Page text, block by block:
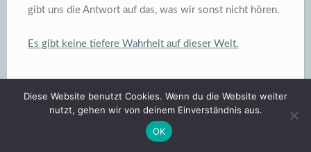
gibt uns die Antwort auf das, was wir sonst nicht hören.
Es gibt keine tiefere Wahrheit auf dieser Welt.
Diese Website benutzt Cookies. Wenn du die Website weiter
nutzt, gehen wir von deinem Einverständnis aus.
OK